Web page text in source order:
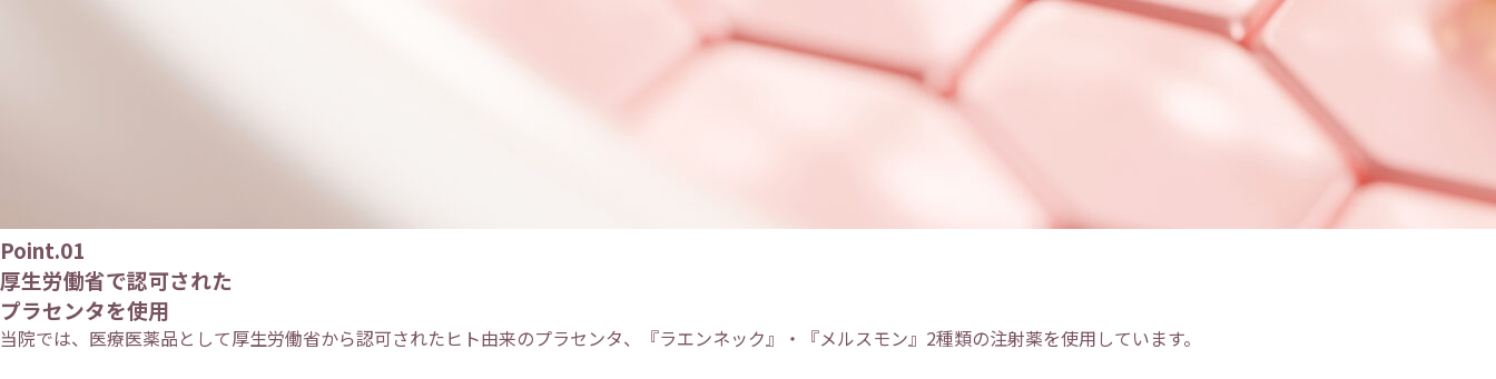
Point.01
厚生労働省で認可された
プラセンタを使用
当院では、医療医薬品として厚生労働省から認可されたヒト由来のプラセンタ、『ラエンネック』・『メルスモン』2種類の注射薬を使用しています。